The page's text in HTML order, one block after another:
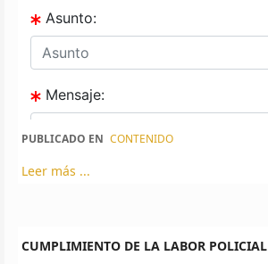
PUBLICADO EN CONTENIDO
Leer más ...
CUMPLIMIENTO DE LA LABOR POLICIAL